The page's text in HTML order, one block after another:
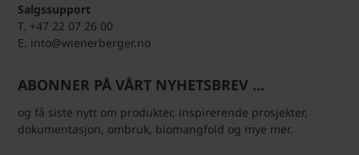
Salgssupport
T. +47 22 07 26 00
E. into@wienerberger.no
ABONNER PÅ VÅRT NYHETSBREV ...
og få siste nytt om produkter, inspirerende prosjekter,
dokumentasjon, ombruk, biomangfold og mye mer.